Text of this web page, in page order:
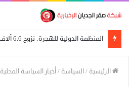
الرئيسية /السياسة /أخبار السياسة المحلية